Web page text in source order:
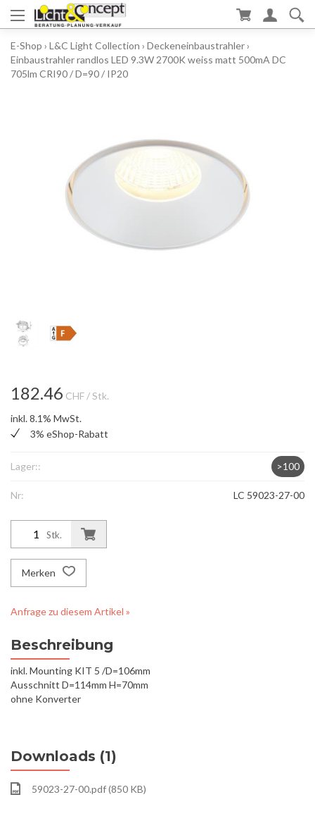
E-Shop › L&C Light Collection › Deckeneinbaustrahler›
Einbaustrahler randlos LED 9.3W 2700K weiss matt 500mA DC
705lm CRI90 / D=90 / IP20
182.46 CHF / Stk.
inkl. 8.1% MwSt.
3% eShop-Rabatt
Lager:: >100
Nr: LC 59023-27-00
Stk.
Merken
Anfrage zu diesem Artikel »
Beschreibung
inkl. Mounting KIT 5 /D=106mm
Ausschnitt D=114mm H=70mm
ohne Konverter
Downloads (1)
59023-27-00.pdf (850 KB)